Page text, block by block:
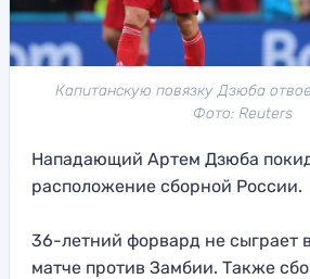
Капитанскую повязку Дзюба
Фото: Reuters
Нападающий Артем Дзюба
расположение сборной России.
36-летний форвард не сыграет
матче против Замбии. Также